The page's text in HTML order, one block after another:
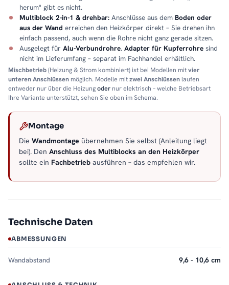
herum" gibt es nicht.
Multiblock 2-in-1 & drehbar: Anschlüsse aus dem Boden oder
aus der Wand erreichen den Heizkörper direkt – Sie drehen ihn
einfach passend, auch wenn die Rohre nicht ganz gerade sitzen.
Ausgelegt für Alu-Verbundrohre. Adapter für Kupferrohre sind
nicht im Lieferumfang – separat im Fachhandel erhältlich.
Mischbetrieb(Heizung & Strom kombiniert) ist bei Modellen mitvier
unteren Anschlüssen möglich. Modelle mitzwei Anschlüssen laufen
entweder nur über die Heizungoder nur elektrisch – welche Betriebsart
Ihre Variante unterstützt, sehen Sie oben im Schema.
Montage
Die Wandmontage übernehmen Sie selbst (Anleitung liegt
bei). Den Anschluss des Multiblocks an den Heizkörper
sollte ein Fachbetrieb ausführen – das empfehlen wir.
Technische Daten
ABMESSUNGEN
Wandabstand 9,6 - 10,6 cm